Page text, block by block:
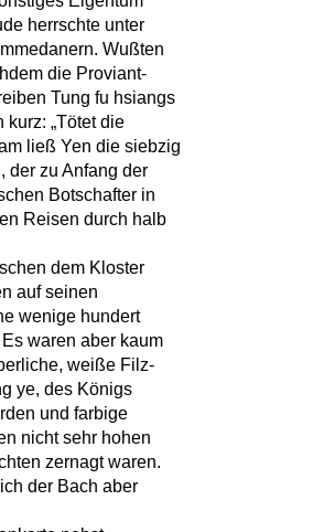
herrschte unter
Wußten
die Proviant-
Tung fu hsiangs
„Tötet die
ließ Yen die siebzig
der zu Anfang der
Botschafter in
Reisen durch halb
dem Kloster
auf seinen
wenige hundert
waren aber kaum
weiße Filz-
ye, des Königs
und farbige
nicht sehr hohen
zernagt waren.
der Bach aber